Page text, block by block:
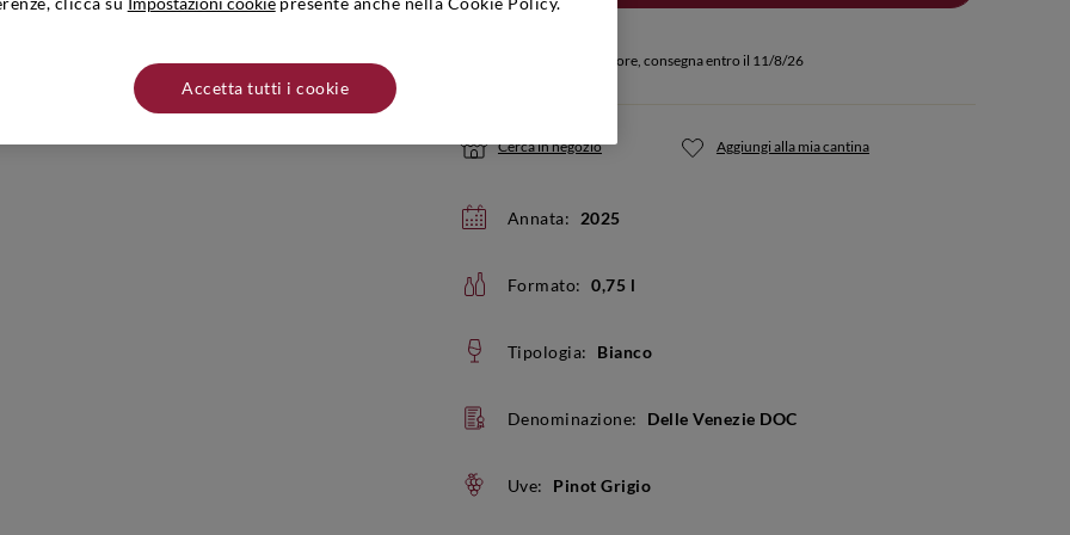
Se acquisti entro 3 ore, consegna entro il 11/8/26
Cerca in negozio Aggiungi alla mia cantina
Annata: 2025
Formato: 0,75 l
Tipologia: Bianco
Denominazione: Delle Venezie DOC
Uve: Pinot Grigio
Accetta tutti i cookie